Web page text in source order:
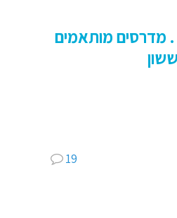
. מדרסים מותאמים
19